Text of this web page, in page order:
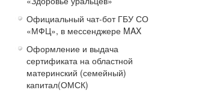
Официальный чат-бот ГБУ СО
«МФЦ», в мессенджере MAX
Оформление и выдача
сертификата на областной
материнский (семейный)
капитал(ОМСК)